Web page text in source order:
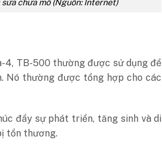
4, TB-500 thường được sử dụng để
Nó thường được tổng hợp cho các
đẩy sự phát triển, tăng sinh và di
tổn thương.